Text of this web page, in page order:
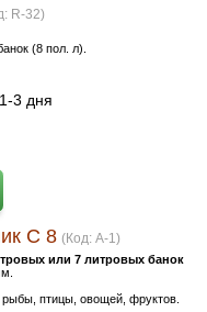
R-32)
(8 пол. л).
1-3 дня
С 8 (Код:A-1)
или 7 литровых банок
птицы, овощей, фруктов.